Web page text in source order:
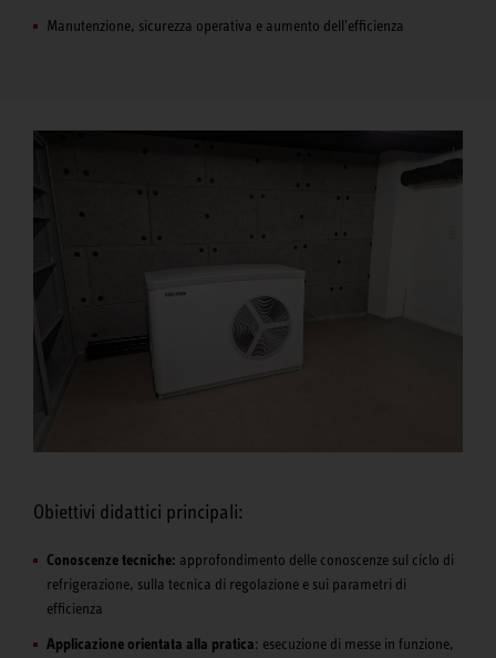
Manutenzione, sicurezza operativa e aumento dell'efficienza
Obiettivi didattici principali:
Conoscenze tecniche: approfondimento delle conoscenze sul ciclo di
refrigerazione, sulla tecnica di regolazione e sui parametri di
efficienza
Applicazione orientata alla pratica: esecuzione di messe in funzione,